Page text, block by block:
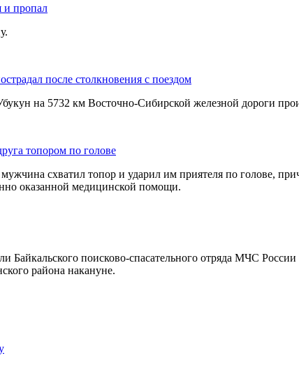
и пропал
после столкновения с поездом
на 5732 км Восточно-Сибирской железной дороги
топором по голове
мужчина схватил топор и ударил им приятеля по голове,
оказанной медицинской помощи.
Байкальского поисково-спасательного отряда МЧС
района накануне.